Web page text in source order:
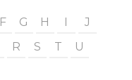
F G H
J
R S T
U